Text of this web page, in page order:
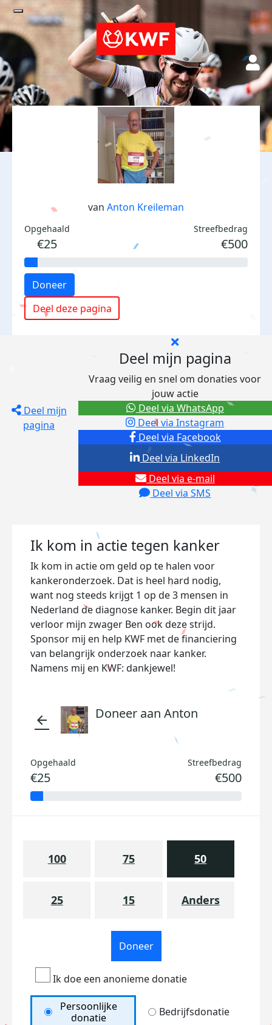
van Anton Kreileman
Opgehaald
€25
Streefbedrag
€500
Doneer
Deel deze pagina
Deel mijn
pagina
Deel mijn pagina
Vraag veilig en snel om donaties voor
jouw actie
Deel via Facebook
Deel via Instagram
Deel via e-mail
Deel via SMS
Deel via LinkedIn
Deel via WhatsApp
Ik kom in actie tegen kanker
Ik kom in actie om geld op te halen voor
kankeronderzoek. Dat is heel hard nodig,
want nog steeds krijgt 1 op de 3 mensen in
Nederland de diagnose kanker. Begin dit jaar
verloor mijn zwager Ben ook deze strijd.
Sponsor mij en help KWF met de financiering
van belangrijk onderzoek naar kanker.
Namens mij en KWF: dankjewel!
arrow_back Doneer aan Anton
Opgehaald
€25
Streefbedrag
€500
100 75 50
25 15 Anders
Doneer
Ik doe een anonieme donatie
Persoonlijke
donatie
Bedrijfsdonatie